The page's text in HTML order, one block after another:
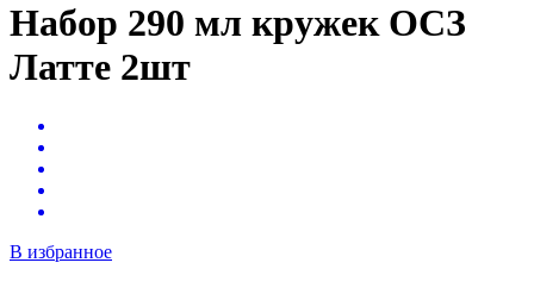
Набор 290 мл кружек ОСЗ
Латте 2шт
В избранное